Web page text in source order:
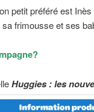
petit préféré est Inès
frimousse et ses
Huggies : les